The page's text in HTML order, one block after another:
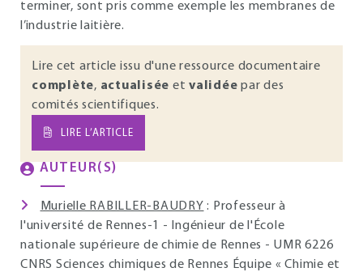
terminer, sont pris comme exemple les membranes de
l’industrie laitière.
Lire cet article issu d'une ressource documentaire
complète, actualisée et validée par des
comités scientifiques.
LIRE L’ARTICLE
AUTEUR(S)
Murielle RABILLER-BAUDRY : Professeur à
l'université de Rennes-1 - Ingénieur de l'École
nationale supérieure de chimie de Rennes - UMR 6226
CNRS Sciences chimiques de Rennes Équipe « Chimie et